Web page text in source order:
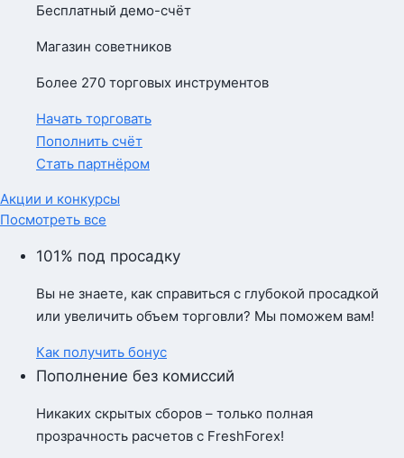
Бесплатный демо-счёт
Магазин советников
Более 270 торговых инструментов
Начать торговать
Пополнить счёт
Стать партнёром
Акции и конкурсы
Посмотреть все
101% под просадку
Вы не знаете, как справиться с глубокой просадкой
или увеличить объем торговли? Мы поможем вам!
Как получить бонус
Пополнение без комиссий
Никаких скрытых сборов – только полная
прозрачность расчетов с FreshForex!